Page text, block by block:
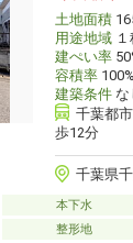
土地面積
用途地域１
建ぺい率
容積率100%
建築条件な
千葉都
歩12分
千葉県
本下水
整形地